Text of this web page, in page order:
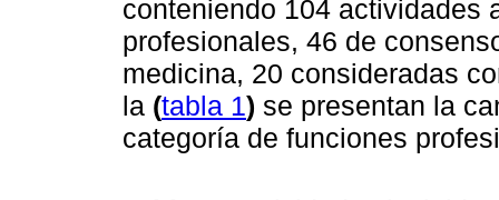
conteniendo 104 actividades
profesionales, 46 de
medicina, 20 consideradas
la (tabla 1) se presentan la
categoría de funciones